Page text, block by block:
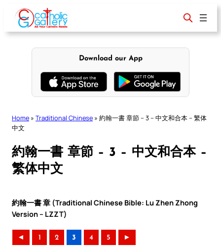
content
Download our App
Home » Traditional Chinese » 約翰一書 章節 – 3 – 中文和合本 – 繁体
中文
約翰一書 章節 – 3 – 中文和合本 –
繁体中文
約翰一書 章 (Traditional Chinese Bible: Lu Zhen Zhong
Version – LZZT)
◄ 1 2 3 4 5 ►